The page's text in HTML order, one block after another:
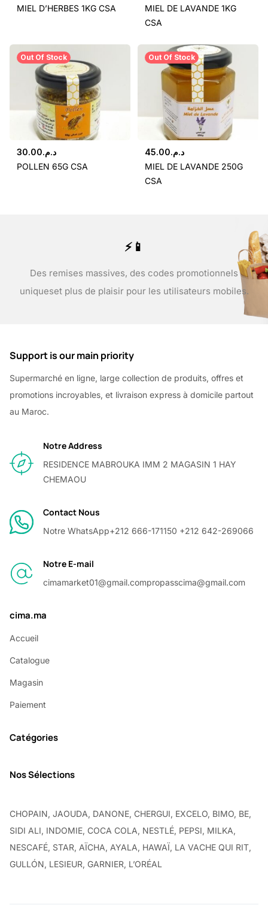
MIEL D’HERBES 1KG CSA
MIEL DE LAVANDE 1KG
CSA
Out Of Stock
د.م.30.00
POLLEN 65G CSA
Out Of Stock
د.م.45.00
MIEL DE LAVANDE 250G
CSA
⚡📱
Des remises massives, des codes promotionnels
uniqueset plus de plaisir pour les utilisateurs mobiles.
Support is our main priority
Supermarché en ligne, large collection de produits, offres et
promotions incroyables, et livraison express à domicile partout
au Maroc.
Notre Address
RESIDENCE MABROUKA IMM 2 MAGASIN 1 HAY
CHEMAOU
Contact Nous
Notre WhatsApp+212 666-171150 +212 642-269066
Notre E-mail
cimamarket01@gmail.compropasscima@gmail.com
cima.ma
Accueil
Catalogue
Magasin
Paiement
Catégories
Nos Sélections
CHOPAIN, JAOUDA, DANONE, CHERGUI, EXCELO, BIMO, BE,
SIDI ALI, INDOMIE, COCA COLA, NESTLÉ, PEPSI, MILKA,
NESCAFÉ, STAR, AÏCHA, AYALA, HAWAÏ, LA VACHE QUI RIT,
GULLÓN, LESIEUR, GARNIER, L’ORÉAL